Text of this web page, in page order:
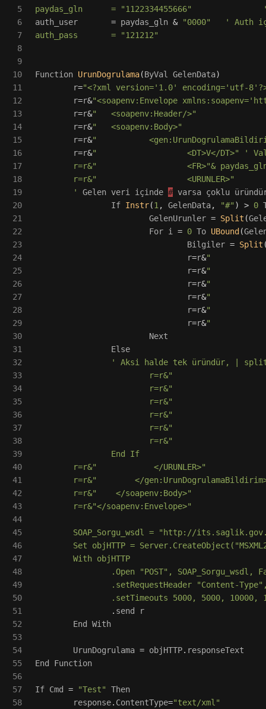
5
6
7
8
9
10
11
12
13
14
15
16
17
18
19
20
21
22
23
24
25
26
27
28
29
30
31
32
33
34
35
36
37
38
39
40
41
42
43
44
45
46
47
48
49
50
51
52
53
54
55
56
57
58
auth_user
= paydas_gln & "0000" '
Auth
Function UrunDogrulama(ByVal GelenData)
r="<?xml version='1.0' encoding='utf-
r=r&"<soapenv:Envelope
r=r&"
	<soapenv:Header/>
"
r=r&"
	<soapenv:Body>
"
r=r&"
r=r&"
			<DT>V</DT>
" '
'
Gelen veri içinde # varsa çoklu
If Instr(1 , GelenData, "#" ) > 0
GelenUrunler = Split (
For i = 0 To UBound (
Bilgiler = Split
r=r&"
r=r&"
r=r&"
r=r&"
r=r&"
r=r&"
Next
Else
'
Aksi halde tek üründür, |
.setTimeouts 5000, 5000, 10000,
. send
r
End
With
UrunDogrulama = objHTTP. responseText
End
Function
If Cmd = "Test"
Then
response. ContentType="text/xml "